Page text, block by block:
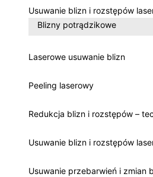
Usuwanie blizn i rozstępów
Blizny potrądzikowe
Laserowe usuwanie blizn
Peeling laserowy
Redukcja blizn i rozstępów –
Usuwanie blizn i rozstępów
Usuwanie przebarwień i zmian